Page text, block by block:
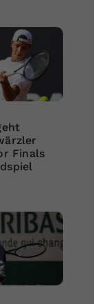
Finals